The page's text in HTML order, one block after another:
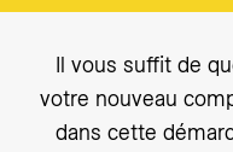
Il vous suffit de
votre nouveau
dans cette